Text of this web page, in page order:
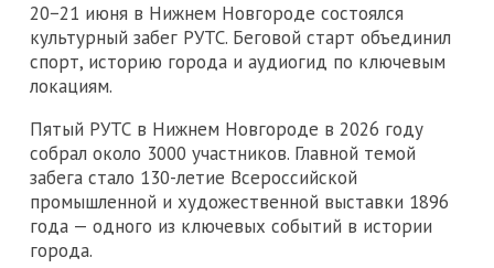
20−21 июня в Нижнем Новгороде состоялся
культурный забег РУТС. Беговой старт объединил
спорт, историю города и аудиогид по ключевым
локациям.
Пятый РУТС в Нижнем Новгороде в 2026 году
собрал около 3000 участников. Главной темой
забега стало 130-летие Всероссийской
промышленной и художественной выставки 1896
года — одного из ключевых событий в истории
города.